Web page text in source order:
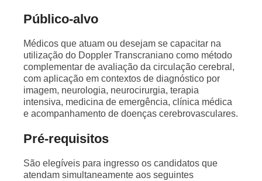
Público-alvo
Médicos que atuam ou desejam se capacitar na
utilização do Doppler Transcraniano como método
complementar de avaliação da circulação cerebral,
com aplicação em contextos de diagnóstico por
imagem, neurologia, neurocirurgia, terapia
intensiva, medicina de emergência, clínica médica
e acompanhamento de doenças cerebrovasculares.
Pré-requisitos
São elegíveis para ingresso os candidatos que
atendam simultaneamente aos seguintes